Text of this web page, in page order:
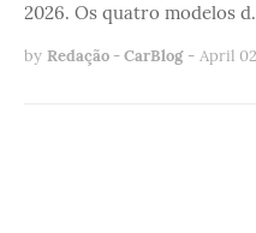
2026. Os quatro modelos
by Redação - CarBlog - April